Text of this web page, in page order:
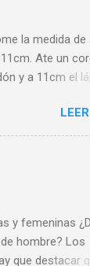
la medida de
Ate un
y a 11cm el
de un
de Radio
de extremo a
de la falda es el
2,80 a 3,00
ant...
y femeninas
hombre? Los
que destacar